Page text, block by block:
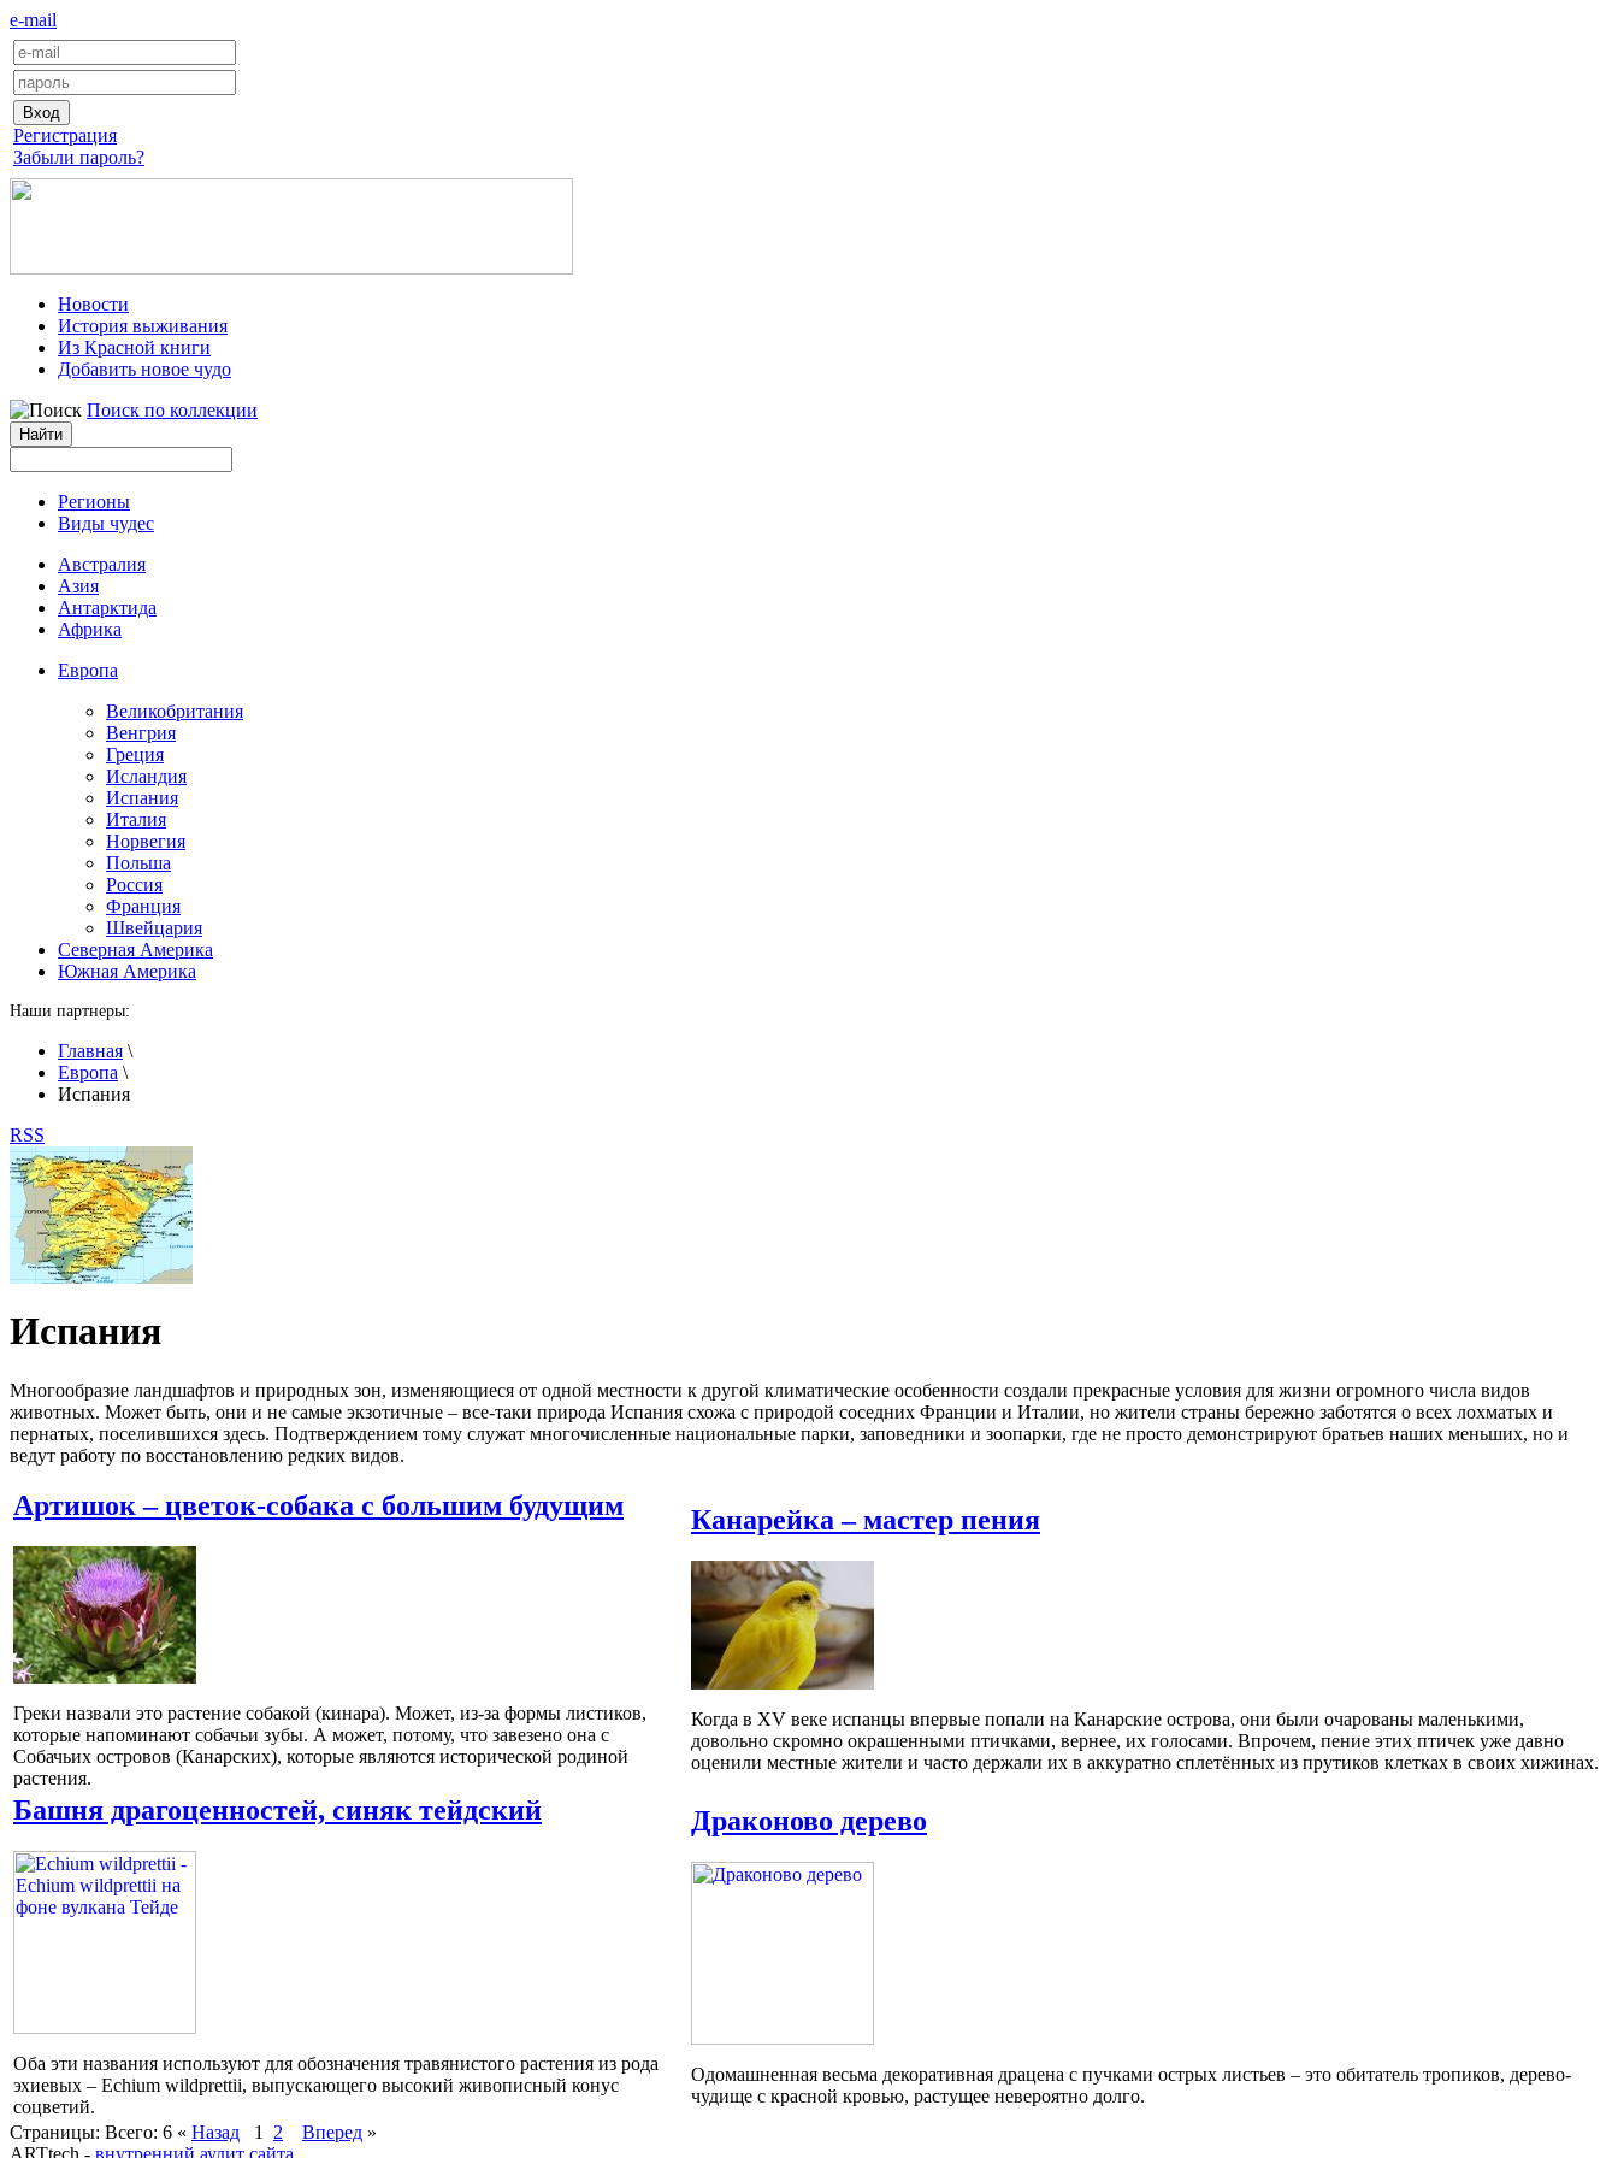
e-mail
Регистрация
Забыли пароль?
Новости
История выживания
Из Красной книги
Добавить новое чудо
Поиск по коллекции
Регионы
Виды чудес
Австралия
Азия
Антарктида
Африка
Европа
Великобритания
Венгрия
Греция
Исландия
Испания
Италия
Норвегия
Польша
Россия
Франция
Швейцария
Северная Америка
Южная Америка
Наши партнеры:
Главная \
Европа \
Испания
RSS
Испания
Многообразие ландшафтов и природных зон, изменяющиеся от одной местности к другой климатические особенности создали прекрасные условия для жизни огромного числа видов
животных. Может быть, они и не самые экзотичные – все-таки природа Испания схожа с природой соседних Франции и Италии, но жители страны бережно заботятся о всех лохматых и
пернатых, поселившихся здесь. Подтверждением тому служат многочисленные национальные парки, заповедники и зоопарки, где не просто демонстрируют братьев наших меньших, но и
ведут работу по восстановлению редких видов.
Артишок – цветок-собака с большим будущим
Греки назвали это растение собакой (кинара). Может, из-за формы листиков,
которые напоминают собачьи зубы. А может, потому, что завезено она с
Собачьих островов (Канарских), которые являются исторической родиной
растения.
Канарейка – мастер пения
Когда в XV веке испанцы впервые попали на Канарские острова, они были очарованы маленькими,
довольно скромно окрашенными птичками, вернее, их голосами. Впрочем, пение этих птичек уже давно
оценили местные жители и часто держали их в аккуратно сплетённых из прутиков клетках в своих хижинах.
Башня драгоценностей, синяк тейдский
Оба эти названия используют для обозначения травянистого растения из рода
эхиевых – Echium wildprettii, выпускающего высокий живописный конус
соцветий.
Драконово дерево
Одомашненная весьма декоративная драцена с пучками острых листьев – это обитатель тропиков, дерево-
чудище с красной кровью, растущее невероятно долго.
Страницы: Всего: 6 « Назад 1 2 Вперед »
ARTtech - внутренний аудит сайта